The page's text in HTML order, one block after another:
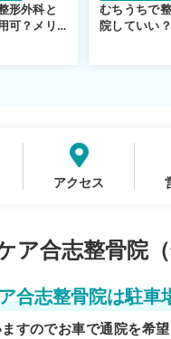
形外科と
可？メリ
むちうちで
院していい
アクセス
ア合志整骨院
合志整骨院は駐車
すのでお車で通院を希